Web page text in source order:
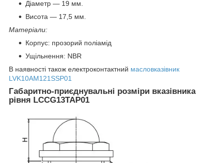
Діаметр — 19 мм.
Висота — 17,5 мм.
Матеріали:
Корпус: прозорий поліамід
Ущільнення: NBR
В наявності також електроконтактний масловказівник
LVK10AM121SSP01
Габаритно-приєднувальні розміри вказівника
рівня LCCG13TAP01